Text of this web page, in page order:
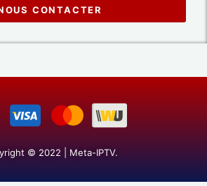
CONTACTER
© 2022 | Meta-IPTV.